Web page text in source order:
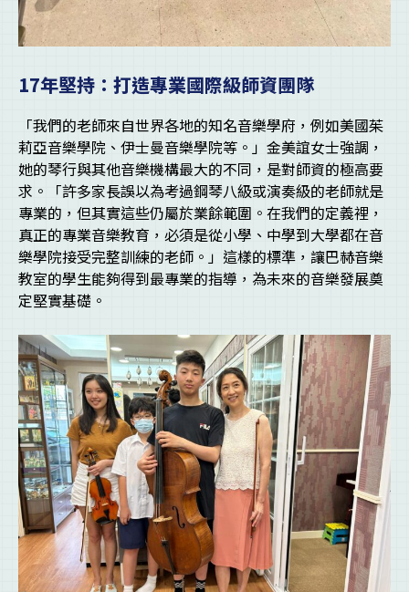
17年堅持：打造專業國際級師資團隊
「我們的老師來自世界各地的知名音樂學府，例如美國茱
莉亞音樂學院、伊士曼音樂學院等。」金美誼女士強調，
她的琴行與其他音樂機構最大的不同，是對師資的極高要
求。「許多家長誤以為考過鋼琴八級或演奏級的老師就是
專業的，但其實這些仍屬於業餘範圍。在我們的定義裡，
真正的專業音樂教育，必須是從小學、中學到大學都在音
樂學院接受完整訓練的老師。」這樣的標準，讓巴赫音樂
教室的學生能夠得到最專業的指導，為未來的音樂發展奠
定堅實基礎。